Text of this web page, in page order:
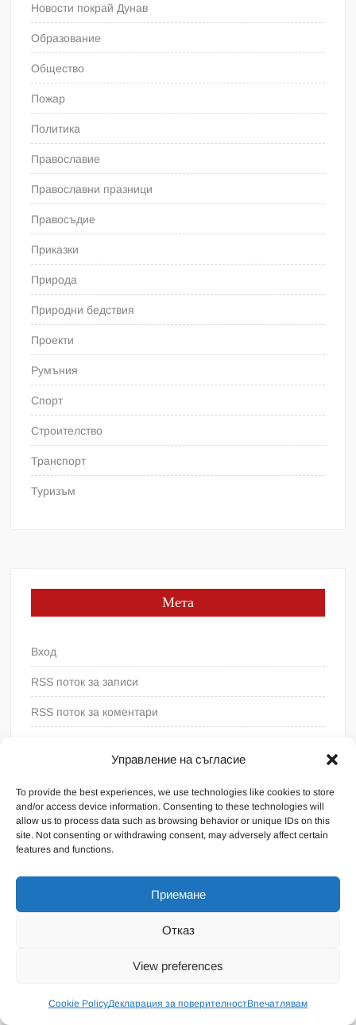
Управление на съгласие
To provide the best experiences, we use technologies like cookies to store
and/or access device information. Consenting to these technologies will
allow us to process data such as browsing behavior or unique IDs on this
site. Not consenting or withdrawing consent, may adversely affect certain
features and functions.
Приемане
Отказ
View preferences
Cookie PolicyДекларация за поверителностВпечатлявам
Новости покрай Дунав
Образование
Общество
Пожар
Политика
Православие
Православни празници
Правосъдие
Приказки
Природа
Природни бедствия
Проекти
Румъния
Спорт
Строителство
Транспорт
Туризъм
Мета
Вход
RSS поток за записи
RSS поток за коментари
Proudly powered by WordPress |Theme: FreeNews
Общи условия